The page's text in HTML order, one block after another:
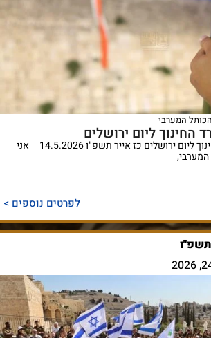
המערבי
ליום ירושלים
דברים לטקס משרד החינוך ליום ירושלים כז אייר תשפ"ו 14.5.2026 אני
לפרטים נוספים >